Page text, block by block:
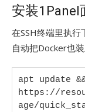
安装1Panel
在SSH终端里执
自动把Docker也装
apt update
https://
age/